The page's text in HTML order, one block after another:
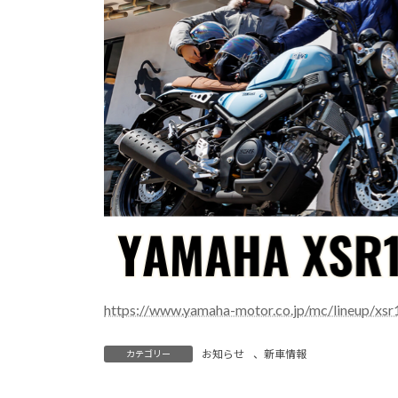
https://www.yamaha-motor.co.jp/mc/lineup/
カテゴリー お知らせ 、 新車情報